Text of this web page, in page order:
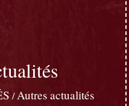
/Autres actualités